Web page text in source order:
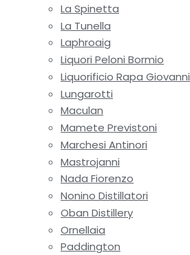
La Spinetta
La Tunella
Laphroaig
Liquori Peloni Bormio
Liquorificio Rapa Giovanni
Lungarotti
Maculan
Mamete Previstoni
Marchesi Antinori
Mastrojanni
Nada Fiorenzo
Nonino Distillatori
Oban Distillery
Ornellaia
Paddington